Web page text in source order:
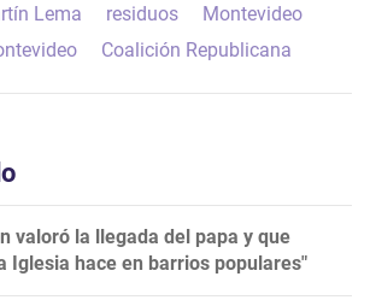
Lema residuos
Montevideo
Coalición Republicana
valoró la llegada del papa y que
Iglesia hace en barrios populares"